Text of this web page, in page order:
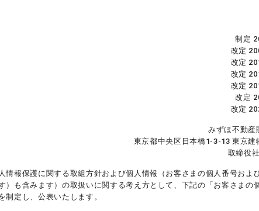
制定
改定
改定
改定
改定
改定
改定
みずほ不動産
東京都中央区日本橋1-3-13 東京建
取締役
報保護に関する取組方針および個人情報（お客さまの個人番号およ
も含みます）の取扱いに関する考え方として、下記の「お客さまの
定し、公表いたします。